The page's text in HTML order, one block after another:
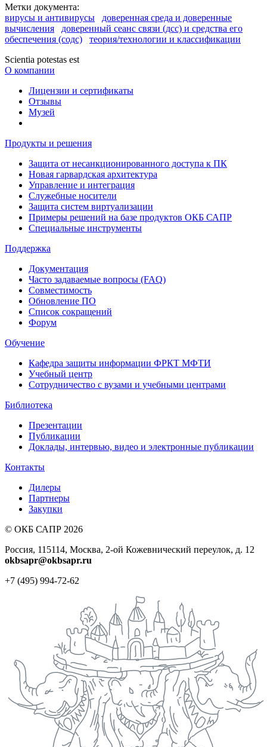
Метки документа:
вирусы и антивирусы
доверенная среда и доверенные
вычисления
доверенный сеанс связи (дсс) и средства его
обеспечения (содс)
теория/технологии и классификации
Scientia potestas est
О компании
Лицензии и сертификаты
Отзывы
Музей
Продукты и решения
Защита от несанкционированного доступа к ПК
Новая гарвардская архитектура
Управление и интеграция
Служебные носители
Защита систем виртуализации
Примеры решений на базе продуктов ОКБ САПР
Специальные инструменты
Поддержка
Документация
Часто задаваемые вопросы (FAQ)
Совместимость
Обновление ПО
Список сокращений
Форум
Обучение
Кафедра защиты информации ФРКТ МФТИ
Учебный центр
Сотрудничество с вузами и учебными центрами
Библиотека
Презентации
Публикации
Доклады, интервью, видео и электронные публикации
Контакты
Дилеры
Партнеры
Закупки
© ОКБ САПР 2026
Россия, 115114, Москва, 2-ой Кожевнический переулок, д. 12
okbsapr@okbsapr.ru
+7 (495) 994-72-62